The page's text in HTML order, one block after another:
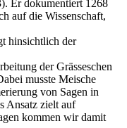
Er dokumentiert 1268
auf die Wissenschaft,
hinsichtlich der
der Grässeschen
musste Meische
von Sagen in
Ansatz zielt auf
kommen wir damit